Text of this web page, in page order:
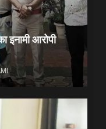
इनामी आरोपी